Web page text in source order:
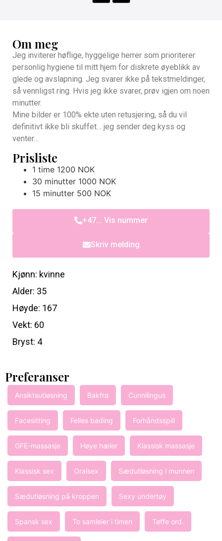
Om meg
Jeg inviterer høflige, hyggelige herrer som prioriterer
personlig hygiene til mitt hjem for diskrete øyeblikk av
glede og avslapning. Jeg svarer ikke på tekstmeldinger,
så vennligst ring. Hvis jeg ikke svarer, prøv igjen om noen
minutter.
Mine bilder er 100% ekte uten retusjering, så du vil
definitivt ikke bli skuffet… jeg sender deg kyss og
venter…
Prisliste
1 time 1200 NOK
30 minutter 1000 NOK
15 minutter 500 NOK
+47... Vis nummer
Skriv melding
Kjønn: kvinne
Alder: 35
Høyde: 167
Vekt: 60
Bryst: 4
Preferanser
Ansiktsutløsning Bakfra Cunnilingus
Facesitting Felles bading Forhåndsspill
GFE-massasje Høye hæler Klassisk massasje
Klassisk sex Oralsex Sædutløsning i munnen
Sædutløsning på kroppen Sexy undertøy
Spansk sex To samleier i timen Tøffe ord.